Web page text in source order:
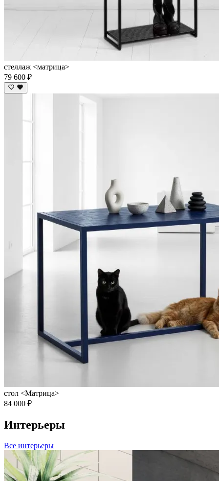
стеллаж <матрица>
79 600 ₽
стол <Матрица>
84 000 ₽
Интерьеры
Все интерьеры